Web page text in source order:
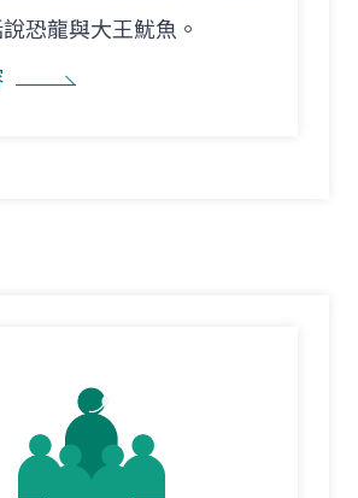
恐龍與大王魷魚。